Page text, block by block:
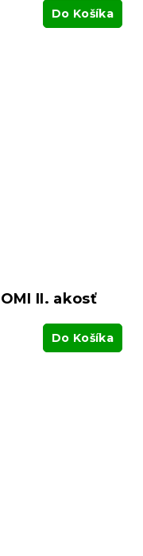
Do Košíka
II. akosť
Do Košíka